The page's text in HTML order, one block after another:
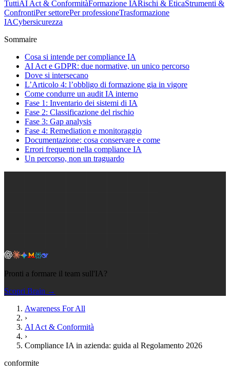
TuttiAI Act & ConformitàFormazione IARischi & EticaStrumenti &
ConfrontiPer settorePer professioneTrasformazione
IACybersicurezza
Sommaire
Cosa si intende per compliance IA
AI Act e GDPR: due normative, un unico percorso
Dove si intersecano
L’Articolo 4: l’obbligo di formazione gia in vigore
Come condurre un audit IA interno
Fase 1: Inventario dei sistemi di IA
Fase 2: Classificazione del rischio
Fase 3: Gap analysis
Fase 4: Remediation e monitoraggio
Documentazione: cosa conservare e come
Errori frequenti nella compliance IA
Un percorso, non un traguardo
Pronti a formare il team sull'IA?
Scopri Brain →
Awareness For All
›
AI Act & Conformità
›
Compliance IA in azienda: guida al Regolamento 2026
conformite